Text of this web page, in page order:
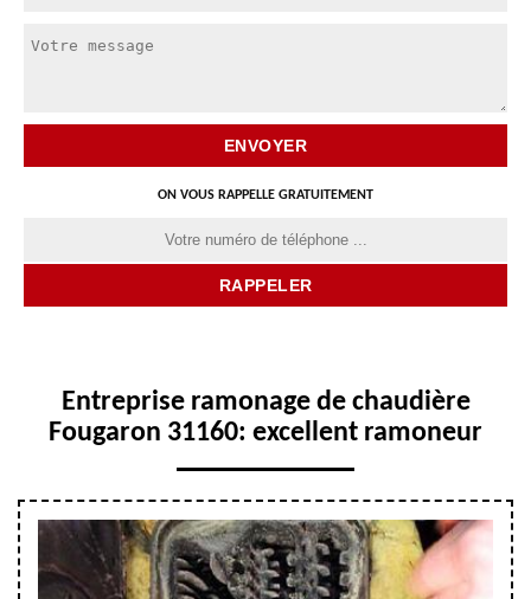
ON VOUS RAPPELLE GRATUITEMENT
Entreprise ramonage de chaudière
Fougaron 31160: excellent ramoneur